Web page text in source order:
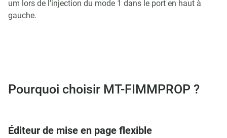
um lors de l'injection du mode 1 dans le port en haut à
gauche.
Pourquoi choisir MT-FIMMPROP ?
Éditeur de mise en page flexible